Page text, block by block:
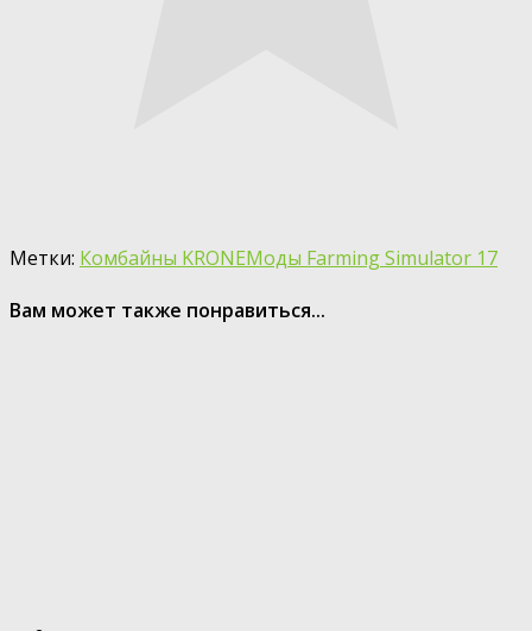
Метки: Комбайны KRONEМоды Farming Simulator 17
Вам может также понравиться...